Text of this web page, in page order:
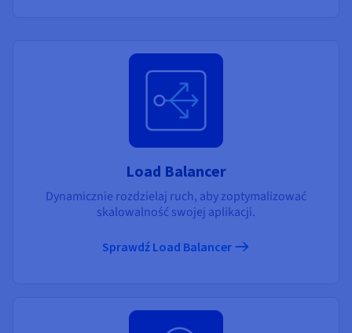
Load Balancer
Dynamicznie rozdzielaj ruch, aby zoptymalizować
skalowalność swojej aplikacji.
Sprawdź Load Balancer